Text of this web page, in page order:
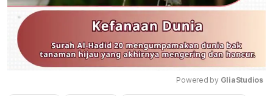
Powered by GliaStudios